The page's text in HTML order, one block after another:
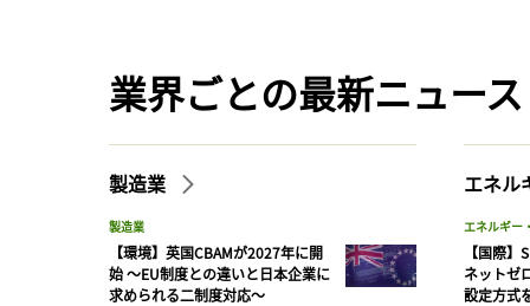
業界ごとの最新ニュース
製造業
製造業
【環境】英国CBAMが2027年に開
始 〜EU制度との違いと日本企業に
求められる二制度対応〜
エネル
エネルギー
【国際
ネットゼ
設定方式